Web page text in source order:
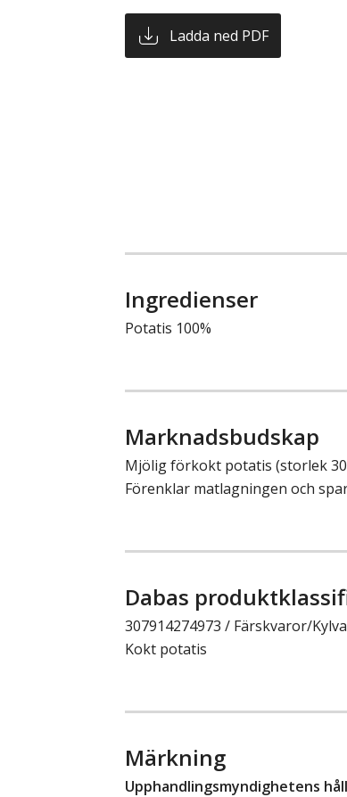
Ladda ned PDF
Ingredienser
Potatis 100%
Marknadsbudskap
Mjölig förkokt potatis (storlek
Förenklar matlagningen och
Dabas
307914274973 / Färskvaror/
Kokt potatis
Märkning
Upphandlingsmyndighetens